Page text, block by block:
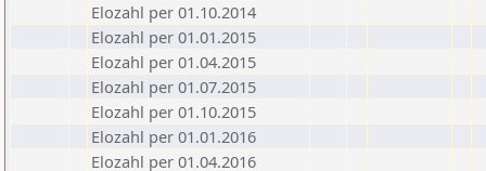
Elozahl per 01.10.2014
Elozahl per 01.01.2015
Elozahl per 01.04.2015
Elozahl per 01.07.2015
Elozahl per 01.10.2015
Elozahl per 01.01.2016
Elozahl per 01.04.2016